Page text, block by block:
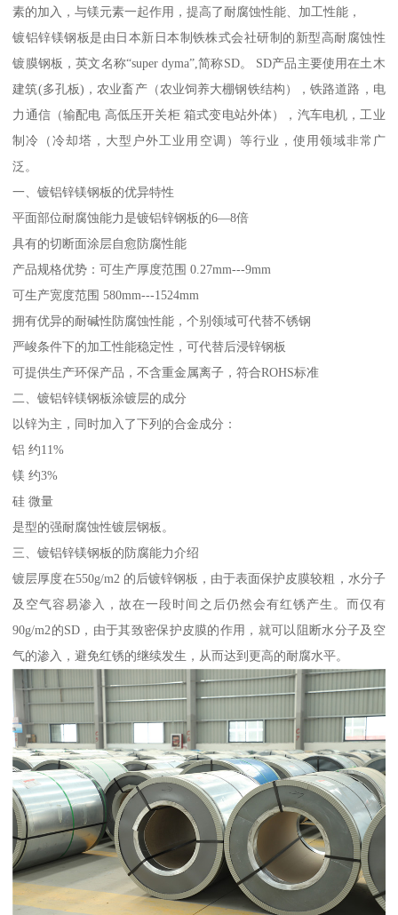
素的加入，与镁元素一起作用，提高了耐腐蚀性能、加工性能，
镀铝锌镁钢板是由日本新日本制铁株式会社研制的新型高耐腐蚀性
镀膜钢板，英文名称“super dyma”,简称SD。 SD产品主要使用在土木
建筑(多孔板)，农业畜产（农业饲养大棚钢铁结构），铁路道路，电
力通信（输配电 高低压开关柜 箱式变电站外体），汽车电机，工业
制冷（冷却塔，大型户外工业用空调）等行业，使用领域非常广
泛。
一、镀铝锌镁钢板的优异特性
平面部位耐腐蚀能力是镀铝锌钢板的6—8倍
具有的切断面涂层自愈防腐性能
产品规格优势：可生产厚度范围 0.27mm---9mm
可生产宽度范围 580mm---1524mm
拥有优异的耐碱性防腐蚀性能，个别领域可代替不锈钢
严峻条件下的加工性能稳定性，可代替后浸锌钢板
可提供生产环保产品，不含重金属离子，符合ROHS标准
二、镀铝锌镁钢板涂镀层的成分
以锌为主，同时加入了下列的合金成分：
铝 约11%
镁 约3%
硅 微量
是型的强耐腐蚀性镀层钢板。
三、镀铝锌镁钢板的防腐能力介绍
镀层厚度在550g/m2 的后镀锌钢板，由于表面保护皮膜较粗，水分子
及空气容易渗入，故在一段时间之后仍然会有红锈产生。而仅有
90g/m2的SD，由于其致密保护皮膜的作用，就可以阻断水分子及空
气的渗入，避免红锈的继续发生，从而达到更高的耐腐水平。